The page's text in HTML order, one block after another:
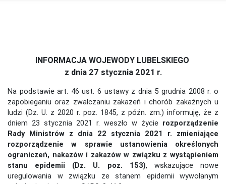
INFORMACJA WOJEWODY LUBELSKIEGO
z dnia 27 stycznia 2021 r.
Na podstawie art. 46 ust. 6 ustawy z dnia 5 grudnia 2008 r. o
zapobieganiu oraz zwalczaniu zakażeń i chorób zakaźnych u
ludzi (Dz. U. z 2020 r. poz. 1845, z późn. zm.) informuję, że z
dniem 23 stycznia 2021 r. weszło w życie rozporządzenie
Rady Ministrów z dnia 22 stycznia 2021 r. zmieniające
rozporządzenie w sprawie ustanowienia określonych
ograniczeń, nakazów i zakazów w związku z wystąpieniem
stanu epidemii (Dz. U. poz. 153), wskazujące nowe
uregulowania w związku ze stanem epidemii wywołanym